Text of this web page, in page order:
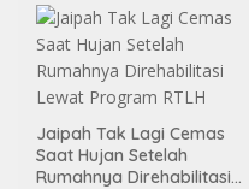
Jaipah Tak Lagi Cemas
Saat Hujan Setelah
Rumahnya Direhabilitasi